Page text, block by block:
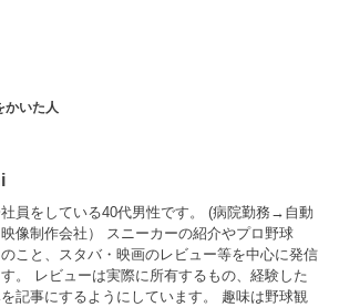
かいた人
員をしている40代男性です。 (病院勤務→自動
像制作会社） スニーカーの紹介やプロ野球
のこと、スタバ・映画のレビュー等を中心に発信
。 レビューは実際に所有するもの、経験した
記事にするようにしています。 趣味は野球観